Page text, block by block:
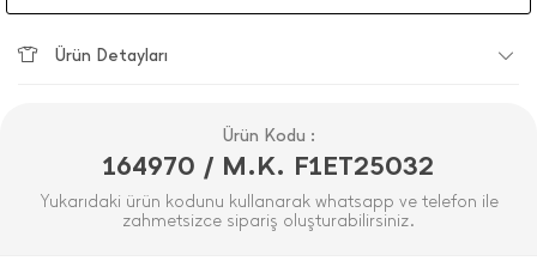
Ürün Detayları
Ürün Kodu :
164970 / M.K. F1ET25032
Yukarıdaki ürün kodunu kullanarak whatsapp ve telefon ile
zahmetsizce sipariş oluşturabilirsiniz.